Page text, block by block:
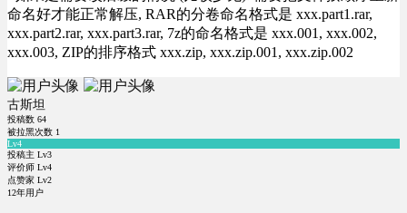
命名好才能正常解压, RAR的分卷命名格式是 xxx.part1.rar,
xxx.part2.rar, xxx.part3.rar, 7z的命名格式是 xxx.001, xxx.002,
xxx.003, ZIP的排序格式 xxx.zip, xxx.zip.001, xxx.zip.002
古斯坦
投稿数 64
被拉黑次数 1
Lv4
投稿主 Lv3
评价师 Lv4
点赞家 Lv2
12年用户